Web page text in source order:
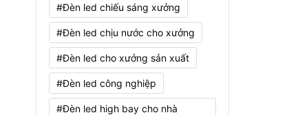
#Đèn led chiếu sáng xưởng
#Đèn led chịu nước cho xưởng
#Đèn led cho xưởng sản xuất
#Đèn led công nghiệp
#Đèn led high bay cho nhà